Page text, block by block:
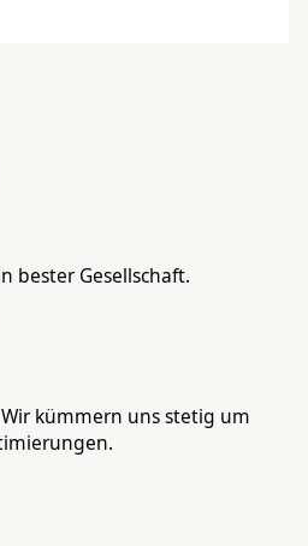
bester Gesellschaft.
kümmern uns stetig um